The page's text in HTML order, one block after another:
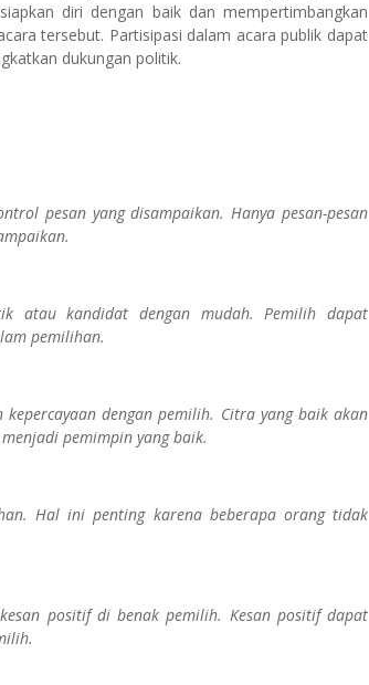
diri dengan baik dan mempertimbangkan
tersebut. Partisipasi dalam acara publik dapat
dukungan politik.
pesan yang disampaikan. Hanya pesan-pesan
atau kandidat dengan mudah. Pemilih dapat
pemilihan.
dengan pemilih. Citra yang baik akan
pemimpin yang baik.
Hal ini penting karena beberapa orang tidak
positif di benak pemilih. Kesan positif dapat